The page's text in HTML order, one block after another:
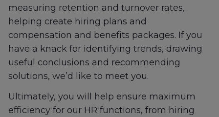
measuring retention and turnover rates,
helping create hiring plans and
compensation and benefits packages. If you
have a knack for identifying trends, drawing
useful conclusions and recommending
solutions, we’d like to meet you.
Ultimately, you will help ensure maximum
efficiency for our HR functions, from hiring